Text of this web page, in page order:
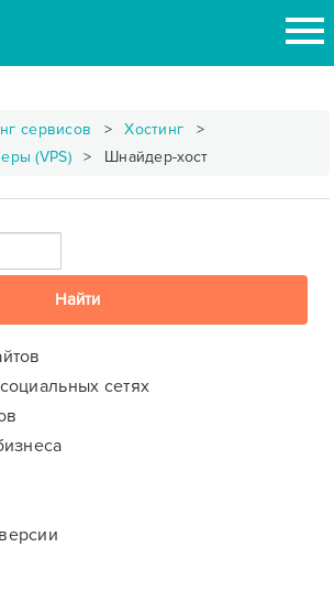
сервисов
Хостинг
(VPS)
Шнайдер-хост
сетях